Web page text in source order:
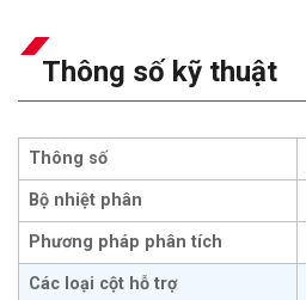
Thông số kỹ thuật
Thông số
Bộ nhiệt phân
Phương pháp phân tích
Các loại cột hỗ trợ